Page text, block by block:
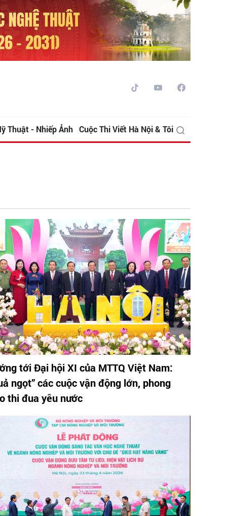
Thuật - Nhiếp Ảnh Cuộc Thi Viết Hà Nội & Tôi
tới Đại hội XI của MTTQ Việt Nam:
ngọt” các cuộc vận động lớn, phong
thi đua yêu nước